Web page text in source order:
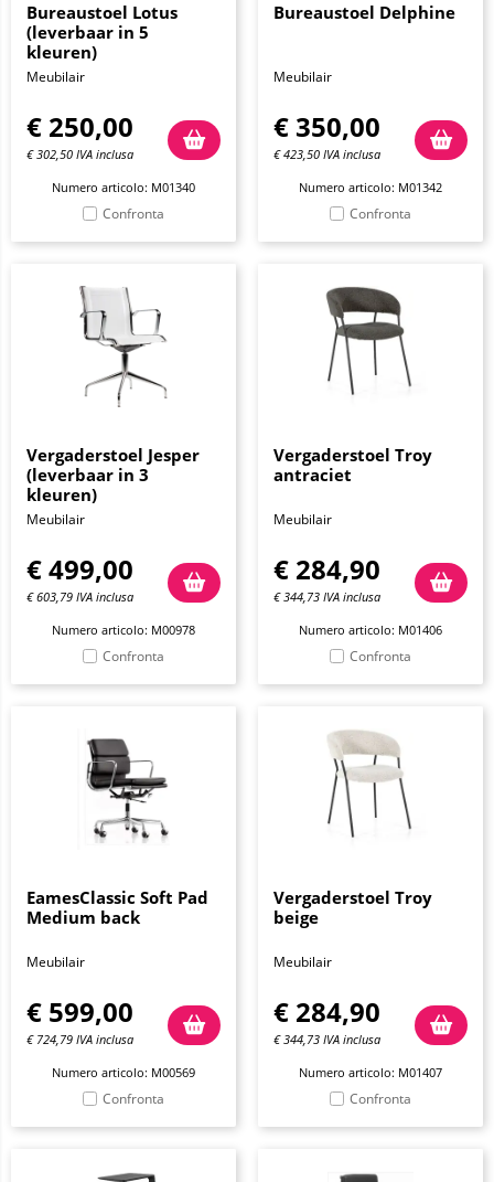
Bureaustoel Lotus
(leverbaar in 5
kleuren)
Meubilair
€ 250,00
€302,50 IVA inclusa
Numero articolo: M01340
Confronta
Bureaustoel Delphine
Meubilair
€ 350,00
€423,50 IVA inclusa
Numero articolo: M01342
Confronta
Vergaderstoel Jesper
(leverbaar in 3
kleuren)
Meubilair
€499,00
€603,79 IVA inclusa
Numero articolo: M00978
Confronta
Vergaderstoel Troy
antraciet
Meubilair
€ 284,90
€344,73 IVA inclusa
Numero articolo: M01406
Confronta
EamesClassic Soft Pad
Medium back
Meubilair
€ 599,00
€ 724,79 IVA inclusa
Numero articolo: M00569
Confronta
Vergaderstoel Troy
beige
Meubilair
€ 284,90
€344,73 IVA inclusa
Numero articolo: M01407
Confronta